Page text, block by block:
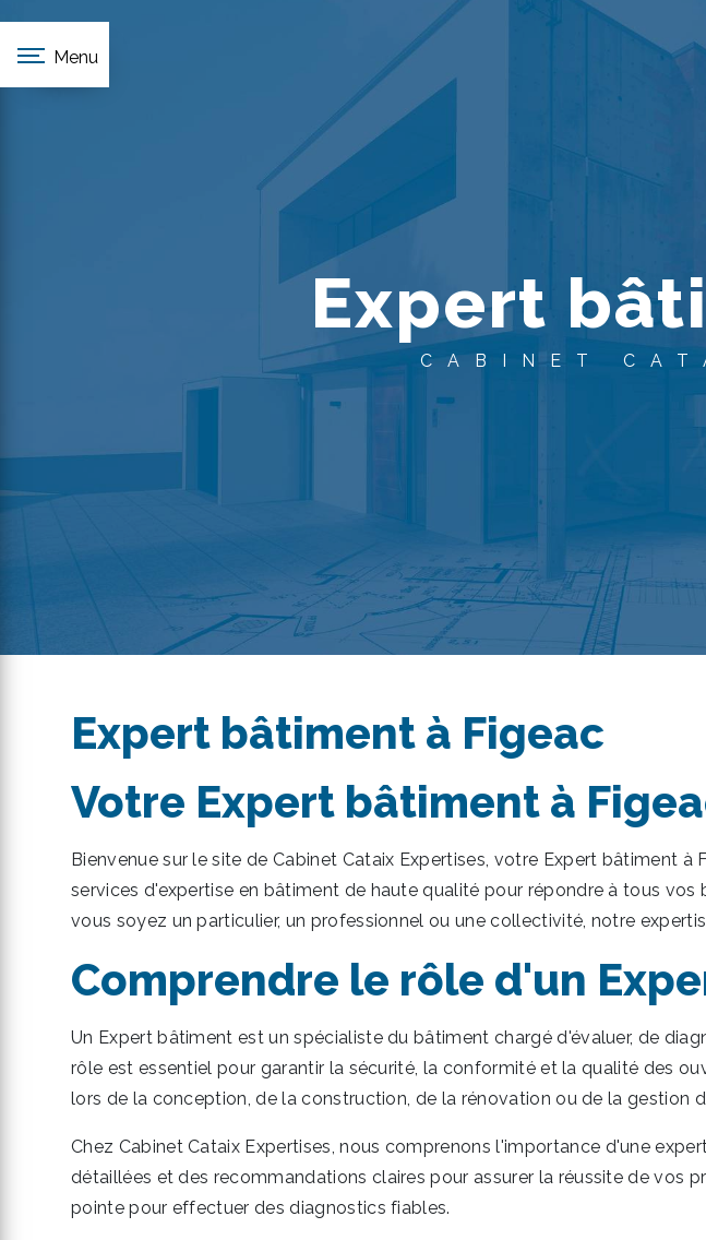
Menu
Expert
CABINET
Expert bâtiment à Figeac
Votre Expert bâtiment à
Bienvenue sur le site de Cabinet Cataix Expertises, votre Expert bâtiment
services d'expertise en bâtiment de haute qualité pour répondre à tous
vous soyez un particulier, un professionnel ou une collectivité, notre
Comprendre le rôle d'un
Un Expert bâtiment est un spécialiste du bâtiment chargé d'évaluer, de
rôle est essentiel pour garantir la sécurité, la conformité et la qualité des
lors de la conception, de la construction, de la rénovation ou de la gestion
Chez Cabinet Cataix Expertises, nous comprenons l'importance d'une
détaillées et des recommandations claires pour assurer la réussite de vos
pointe pour effectuer des diagnostics fiables.